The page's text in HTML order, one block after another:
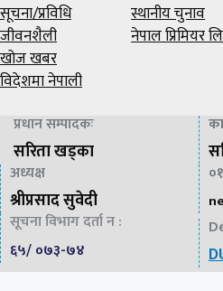
सूचना/प्रविधि
जीवनशैली
खोज खबर
विदेशमा नेपाली
स्थानीय चुनाव
नेपाल प्रिमियर
प्रधान सम्पादकः
सरिता खड्का
अध्यक्ष
श्रीप्रसाद सुवेदी
सूचना विभाग दर्ता न :
६५/ ०७३-७४